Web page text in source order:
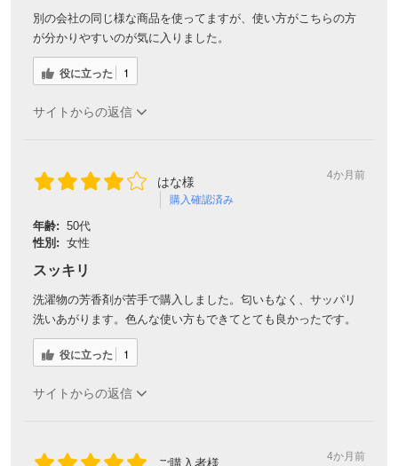
別の会社の同じ様な商品を使ってますが、使い方がこちらの方
が分かりやすいのが気に入りました。
役に立った 1
サイトからの返信
はな様
購入確認済み
4か月前
年齢: 50代
性別: 女性
スッキリ
洗濯物の芳香剤が苦手で購入しました。匂いもなく、サッパリ
洗いあがります。色んな使い方もできてとても良かったです。
役に立った 1
サイトからの返信
4か月前